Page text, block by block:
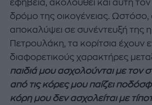
εφηβεία, ακολουθεί και αυτή
δρόμο της οικογένειας. Ωστόσο,
αποκαλύψει σε συνέντευξή της
Πετρουλάκη, τα κορίτσια έχουν
διαφορετικούς χαρακτήρες
παιδιά μου ασχολούνται με τον
από τις κόρες μου παίζει
κόρη μου δεν ασχολείται με